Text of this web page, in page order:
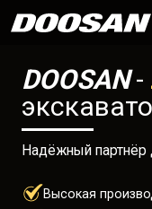
DOOSAN -
Надёжный партнёр
Высокая